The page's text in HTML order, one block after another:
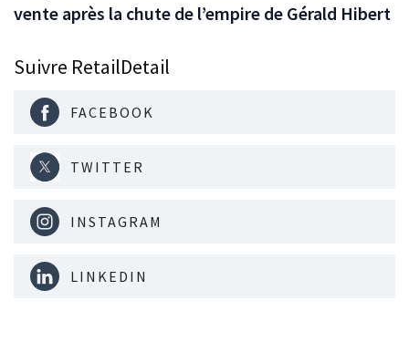
vente après la chute de l’empire de Gérald Hibert
Suivre RetailDetail
FACEBOOK
TWITTER
INSTAGRAM
LINKEDIN